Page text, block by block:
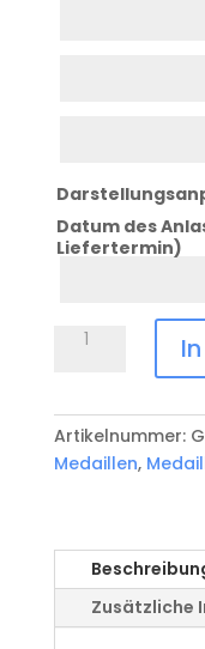
Datum des
Liefertermin)
Medaille
Menge
Artikelnummer:
Medaillen,
Zusätzliche